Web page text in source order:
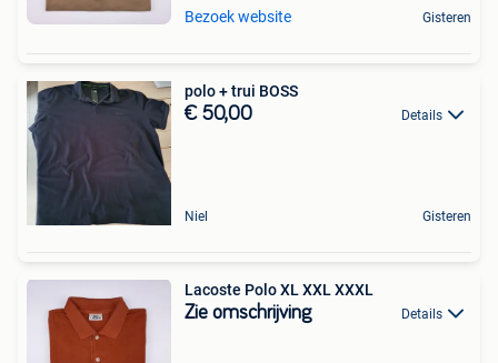
Bezoek website Gisteren
polo + trui BOSS
€ 50,00 Details
Niel Gisteren
Lacoste Polo XL XXL XXXL
Zie omschrijving Details